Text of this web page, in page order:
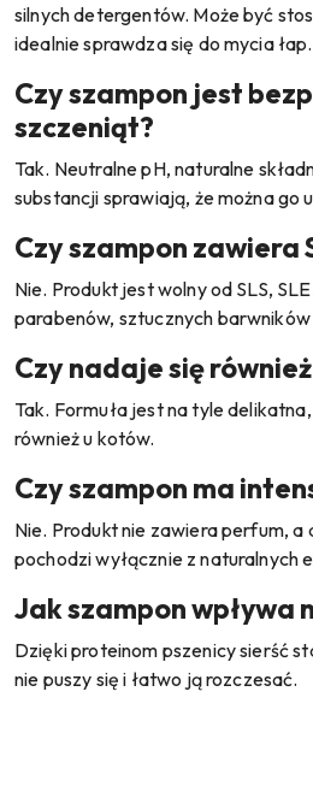
silnych detergentów. Może być
idealnie sprawdza się do mycia łap.
Czy szampon jest
szczeniąt?
Tak. Neutralne pH, naturalne
substancji sprawiają, że można go
Czy szampon zawiera
Nie. Produkt jest wolny od SLS,
parabenów, sztucznych
Czy nadaje się
Tak. Formuła jest na tyle
również u kotów.
Czy szampon ma
Nie. Produkt nie zawiera perfum,
pochodzi wyłącznie z naturalnych
Jak szampon wpływa
Dzięki proteinom pszenicy sierść
nie puszy się i łatwo ją rozczesać.